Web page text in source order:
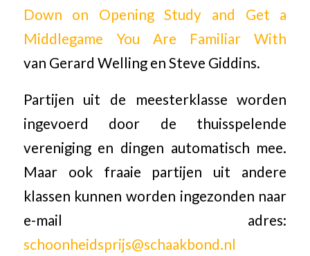
Down on Opening Study and Get a
Middlegame You Are Familiar With
van Gerard Welling en Steve Giddins.
Partijen uit de meesterklasse worden
ingevoerd door de thuisspelende
vereniging en dingen automatisch mee.
Maar ook fraaie partijen uit andere
klassen kunnen worden ingezonden naar
e-mail adres:
schoonheidsprijs@schaakbond.nl